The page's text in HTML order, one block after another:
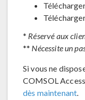
* Réservé aux
** Nécessite un
Si vous ne
COMSOL
dès maintenant.